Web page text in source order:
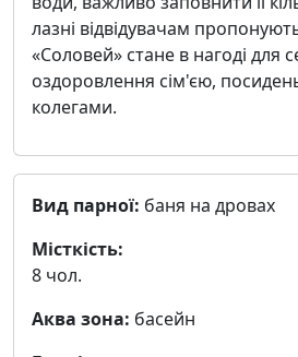
лазні відвідувачам пропонують
«Соловей» стане в нагоді для
оздоровлення сім'єю,
колегами.
Вид парної: баня на дровах
Місткість:
8 чол.
Аква зона: басейн